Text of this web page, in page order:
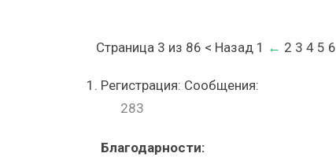
Страница 3 из 86 < Назад 1 ← 2 3 4 5 6
Регистрация: Сообщения:
283
Благодарности: